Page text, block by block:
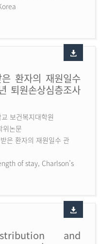
환자의 재원일수
퇴원손상심층조사
보건복지대학원
위논문
은 환자의 재원일수 관
of stay, Charlson’s
and